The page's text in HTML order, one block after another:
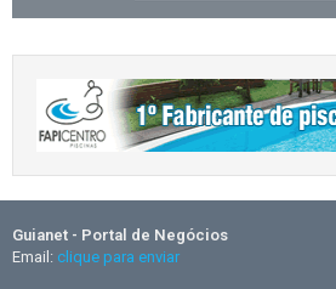
Guianet - Portal de Negócios
Email: clique para enviar